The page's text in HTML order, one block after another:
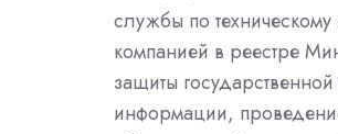
службы по
компанией в реестре
защиты государственной
информации,